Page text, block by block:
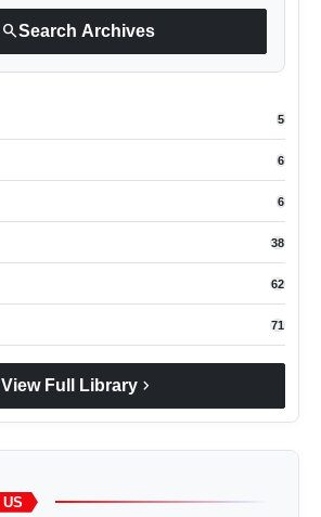
searchSearch Archives
5
6
6
38
62
71
View Full Library chevron_right
US